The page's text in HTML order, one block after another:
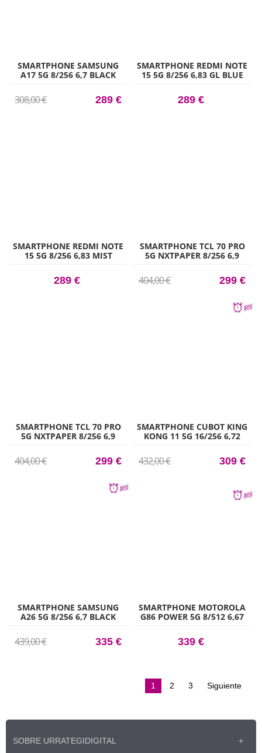
SMARTPHONE SAMSUNG
A17 5G 8/256 6,7 BLACK
308,00 € 289 €
SMARTPHONE REDMI NOTE
15 5G 8/256 6,83 GL BLUE
289 €
SMARTPHONE REDMI NOTE
15 5G 8/256 6,83 MIST
289 €
SMARTPHONE TCL 70 PRO
5G NXTPAPER 8/256 6,9
404,00 € 299 €
SMARTPHONE TCL 70 PRO
5G NXTPAPER 8/256 6,9
404,00 € 299 €
SMARTPHONE CUBOT KING
KONG 11 5G 16/256 6,72
432,00 € 309 €
SMARTPHONE SAMSUNG
A26 5G 8/256 6,7 BLACK
439,00 € 335 €
SMARTPHONE MOTOROLA
G86 POWER 5G 8/512 6,67
339 €
1 2 3 Siguiente
SOBRE URRATEGIDIGITAL